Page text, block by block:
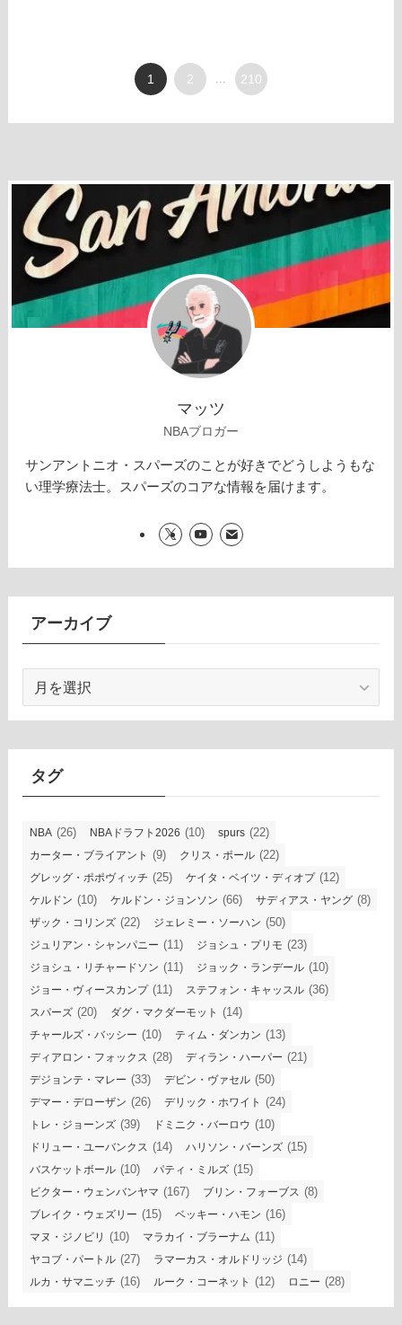
1 2 ... 210
マッツ
NBAブロガー
サンアントニオ・スパーズのことが好きでどうしようもな
い理学療法士。スパーズのコアな情報を届けます。
アーカイブ
カ
イ
タグ
NBA (26) NBAドラフト2026 (10) spurs (22)
カーター・ブライアント (9) クリス・ポール (22)
グレッグ・ポポヴィッチ (25) ケイタ・ベイツ・ディオプ(12)
ケルドン (10) ケルドン・ジョンソン (66) サディアス・ヤング (8)
ザック・コリンズ (22) ジェレミー・ソーハン (50)
ジュリアン・シャンパニー (11) ジョシュ・プリモ (23)
ジョシュ・リチャードソン (11) ジョック・ランデール (10)
ジョー・ヴィースカンプ(11) ステフォン・キャッスル (36)
スパーズ (20) ダグ・マクダーモット (14)
チャールズ・バッシー (10) ティム・ダンカン (13)
ディアロン・フォックス (28) ディラン・ハーパー (21)
デジョンテ・マレー (33) デビン・ヴァセル (50)
デマー・デローザン (26) デリック・ホワイト (24)
トレ・ジョーンズ (39) ドミニク・バーロウ (10)
ドリュー・ユーバンクス (14) ハリソン・バーンズ (15)
バスケットボール (10) パティ・ミルズ (15)
ビクター・ウェンバンヤマ (167) ブリン・フォーブス (8)
ブレイク・ウェズリー (15) ベッキー・ハモン (16)
マヌ・ジノビリ (10) マラカイ・ブラーナム (11)
ヤコブ・パートル (27) ラマーカス・オルドリッジ (14)
ルカ・サマニッチ (16) ルーク・コーネット (12) ロニー (28)